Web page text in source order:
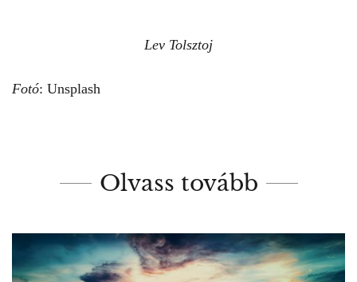
Lev Tolsztoj
Fotó: Unsplash
Olvass tovább